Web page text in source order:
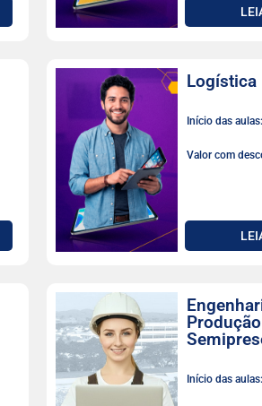
Logística
Início das
Valor com
Início das